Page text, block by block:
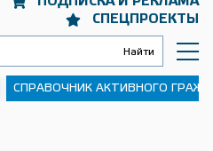
СПЕЦПРОЕКТЫ
СПРАВОЧНИК АКТИВНОГО